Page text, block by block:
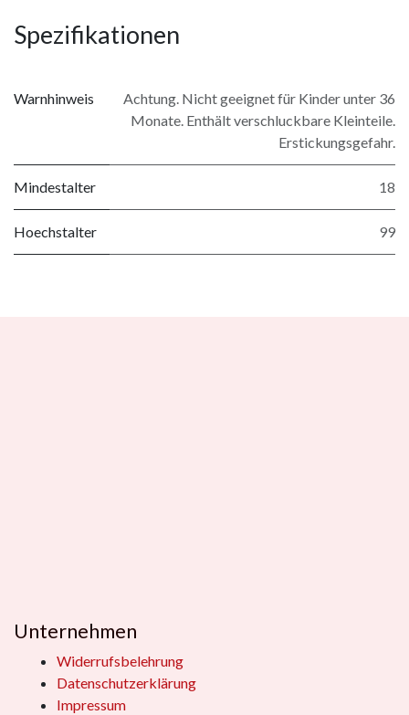
Spezifikationen
Warnhinweis
Achtung. Nicht geeignet für Kinder unter 36
Monate. Enthält verschluckbare Kleinteile.
Erstickungsgefahr.
Mindestalter 18
Hoechstalter 99
Unternehmen
Widerrufsbelehrung
Datenschutzerklärung
Impressum